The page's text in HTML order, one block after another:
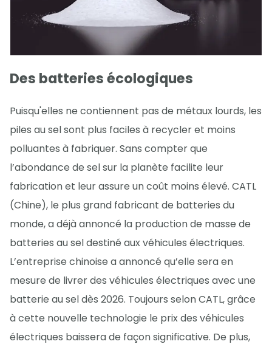
Des batteries écologiques
Puisqu'elles ne contiennent pas de métaux lourds, les
piles au sel sont plus faciles à recycler et moins
polluantes à fabriquer. Sans compter que
l’abondance de sel sur la planète facilite leur
fabrication et leur assure un coût moins élevé. CATL
(Chine), le plus grand fabricant de batteries du
monde, a déjà annoncé la production de masse de
batteries au sel destiné aux véhicules électriques.
L’entreprise chinoise a annoncé qu’elle sera en
mesure de livrer des véhicules électriques avec une
batterie au sel dès 2026. Toujours selon CATL, grâce
à cette nouvelle technologie le prix des véhicules
électriques baissera de façon significative. De plus,